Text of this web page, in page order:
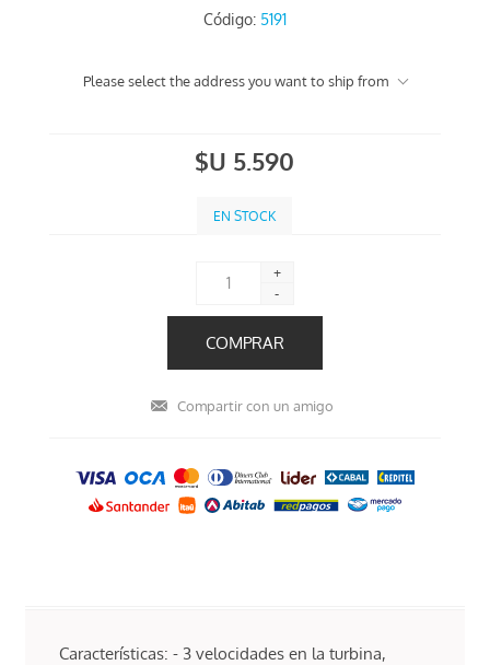
Código: 5191
Please select the address you want to ship from
$U 5.590
EN STOCK
+
-
Características: - 3 velocidades en la turbina,